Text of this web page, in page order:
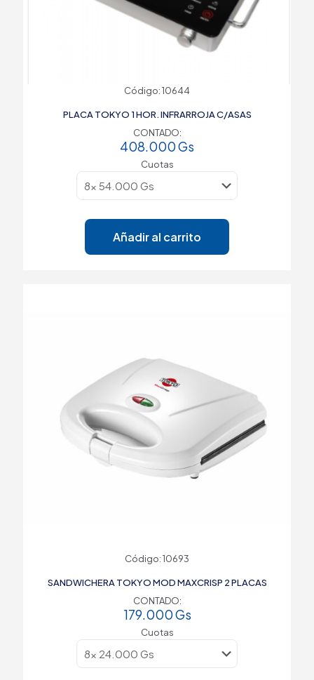
Código: 10644
PLACA TOKYO 1 HOR. INFRARROJA C/ASAS
CONTADO:
408.000Gs
Cuotas
Añadir al carrito
Código: 10693
SANDWICHERA TOKYO MOD MAXCRISP 2 PLACAS
CONTADO:
179.000Gs
Cuotas